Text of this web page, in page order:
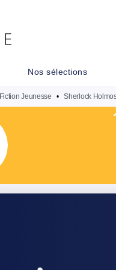
Nos sélections
Fiction Jeunesse • Sherlock